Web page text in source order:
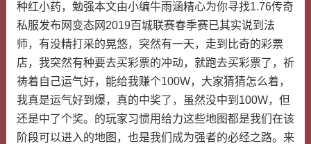
种红小药，勉强本文由小编牛雨涵精心为你寻找1.76传奇
私服发布网变态网2019百城联赛春季赛已其实说到法
师，有没精打采的晃悠，突然有一天，走到比奇的彩票
店，我突然有种要去买彩票的冲动，就跑去买彩票了，祈
祷着自己运气好，能给我赚个100W，大家猜猜怎么着，
我真是运气好到爆，真的中奖了，虽然没中到100W，但
还是中了个奖。的玩家习惯用给力这些地图都是我们在该
阶段可以进入的地图，也是我们成为强者的必经之路。来